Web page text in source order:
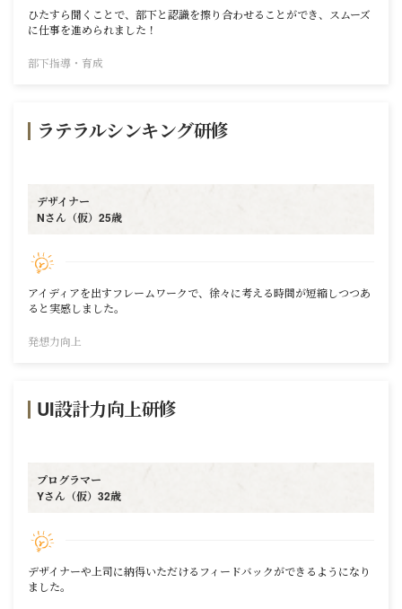
ひたすら聞くことで、部下と認識を擦り合わせることができ、スムーズ
に仕事を進められました！
部下指導・育成
ラテラルシンキング研修
デザイナー
Nさん（仮）25歳
アイディアを出すフレームワークで、徐々に考える時間が短縮しつつあ
ると実感しました。
発想力向上
UI設計力向上研修
プログラマー
Yさん（仮）32歳
デザイナーや上司に納得いただけるフィードバックができるようになり
ました。